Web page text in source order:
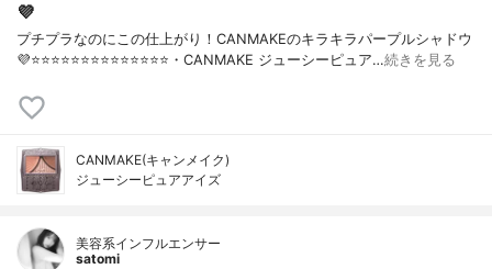
💜
プチプラなのにこの仕上がり！CANMAKEのキラキラパープルシャドウ
💜⭐️⭐️⭐️⭐️⭐️⭐️⭐️⭐️⭐️⭐️⭐️⭐️⭐️⭐️・CANMAKE ジューシーピュア…続きを見る
CANMAKE(キャンメイク)
ジューシーピュアアイズ
美容系インフルエンサー
satomi